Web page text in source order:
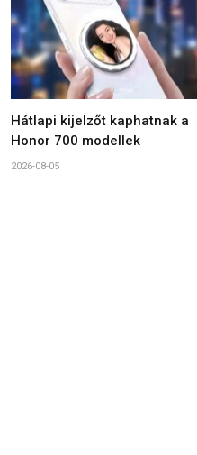
Hátlapi kijelzőt kaphatnak a
Honor 700 modellek
2026-08-05